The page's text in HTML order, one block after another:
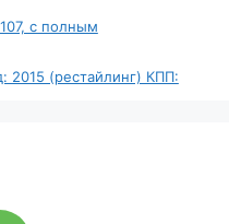
с полным
2015 (рестайлинг) КПП: